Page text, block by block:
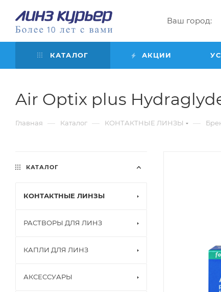
Ваш город:
КАТАЛОГ АКЦИИ
Air Optix plus
Главная — Каталог — КОНТАКТНЫЕ ЛИНЗЫ —
КАТАЛОГ
КОНТАКТНЫЕ ЛИНЗЫ
РАСТВОРЫ ДЛЯ ЛИНЗ
КАПЛИ ДЛЯ ЛИНЗ
АКСЕССУАРЫ